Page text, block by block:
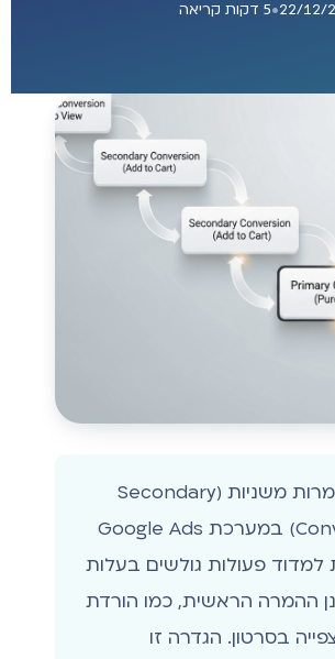
22/12/
•5 דקות קריאה
הגדרת המרות משניות (Secondary
Conversions) במערכת Google Ads
פעולות גולשים בעלות
ההמרה הראשית, כמו הורדת
בסרטון. הגדרה זו